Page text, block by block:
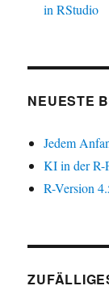
in RStudio
NEUESTE
Jedem
KI in der R-
R-Version